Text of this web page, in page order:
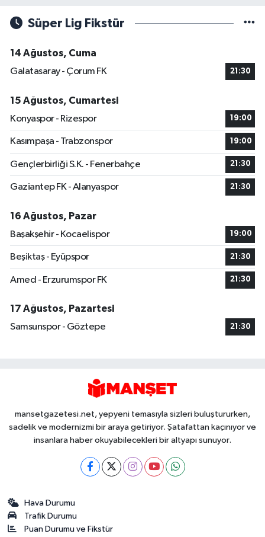
Süper Lig Fikstür
14 Ağustos, Cuma
Galatasaray - Çorum FK
21:30
15 Ağustos, Cumartesi
Konyaspor - Rizespor
19:00
Kasımpaşa - Trabzonspor 19:00
Gençlerbirliği S.K. - Fenerbahçe 21:30
Gaziantep FK - Alanyaspor 21:30
16 Ağustos, Pazar
Başakşehir - Kocaelispor
19:00
Beşiktaş - Eyüpspor 21:30
Amed - Erzurumspor FK 21:30
17 Ağustos, Pazartesi
Samsunspor - Göztepe
21:30
mansetgazetesi.net, yepyeni temasıyla sizleri buluştururken,
sadelik ve modernizmi bir araya getiriyor. Şatafattan kaçınıyor ve
insanlara haber okuyabilecekleri bir altyapı sunuyor.
Hava Durumu
Trafik Durumu
Puan Durumu ve Fikstür